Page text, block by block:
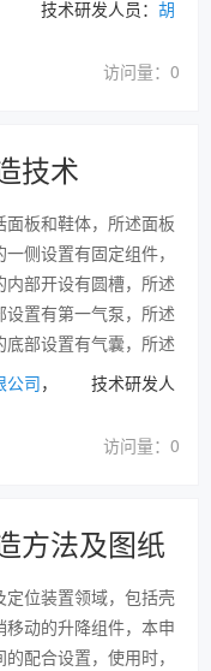
技术研发人员： 胡
访问量：0
技术
板和鞋体，所述面板
侧设置有固定组件，
部开设有圆槽，所述
置有第一气泵，所述
部设置有气囊，所述
公司， 技术研发人
访问量：0
方法及图纸
位装置领域，包括壳
动的升降组件，本申
配合设置，使用时，